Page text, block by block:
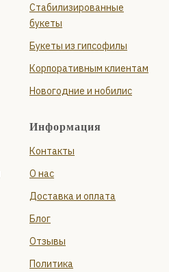
Стабилизированные
букеты
Букеты из гипсофилы
Корпоративным клиентам
Новогодние и нобилис
Информация
Контакты
О нас
Доставка и оплата
Блог
Отзывы
Политика